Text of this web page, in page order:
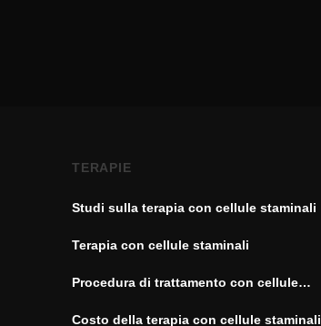
TERAPIE
Studi sulla terapia con cellule staminali
Terapia con cellule staminali
Procedura di trattamento con cellule
Costo della terapia con cellule staminali